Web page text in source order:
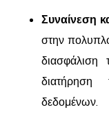
Συναίνεση
στην
διασφάλιση
διατήρηση
δεδομένων.